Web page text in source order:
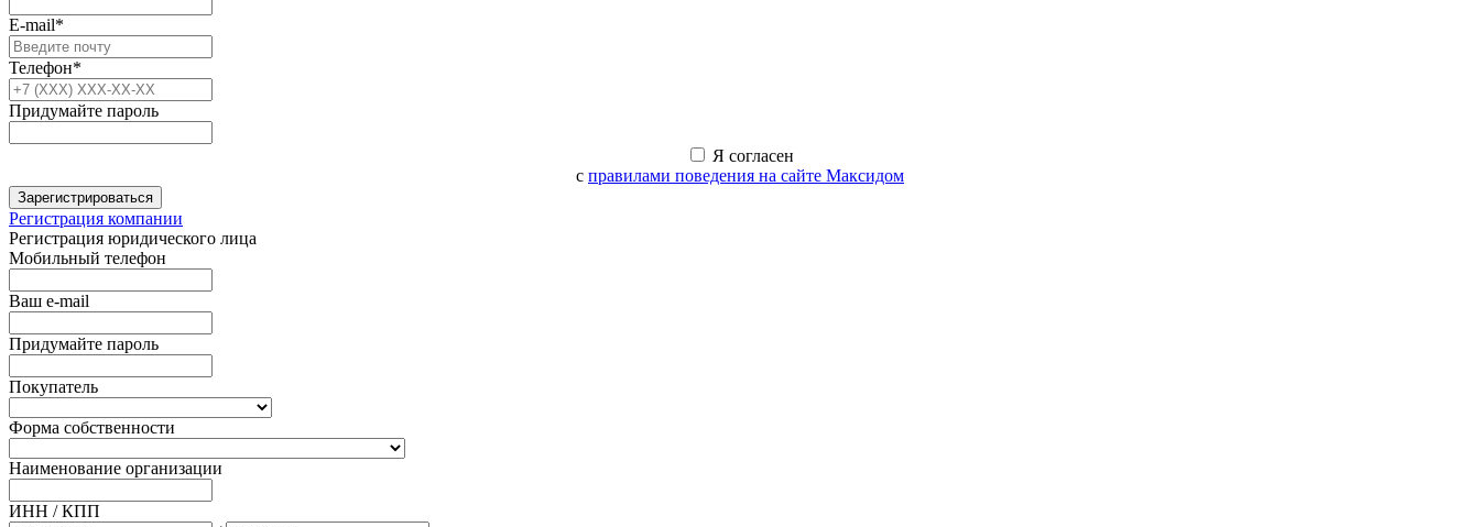
E-mail*
Телефон*
Придумайте пароль
Я согласен
с правилами поведения на сайте Максидом
Зарегистрироваться
Регистрация компании
Регистрация юридического лица
Мобильный телефон
Ваш e-mail
Придумайте пароль
Покупатель
Форма собственности
Наименование организации
ИНН / КПП